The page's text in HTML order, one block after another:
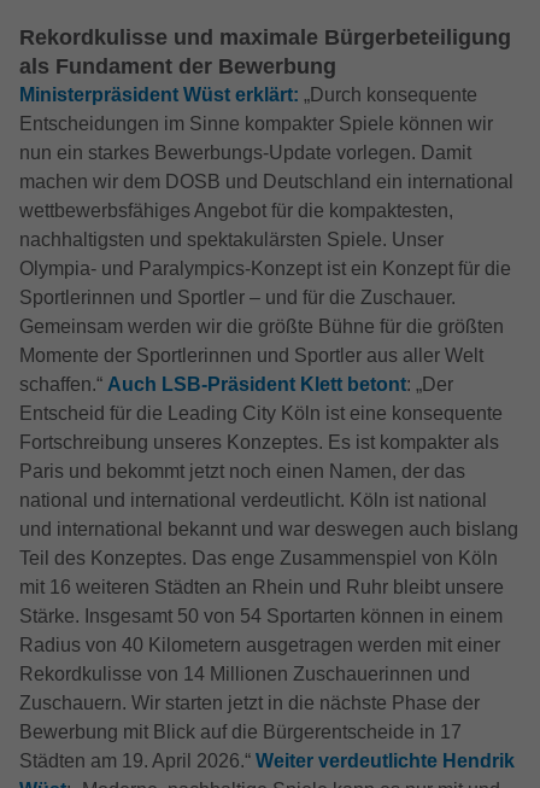
Rekordkulisse und maximale Bürgerbeteiligung
als Fundament der Bewerbung
Ministerpräsident Wüst erklärt: „Durch konsequente
Entscheidungen im Sinne kompakter Spiele können wir
nun ein starkes Bewerbungs-Update vorlegen. Damit
machen wir dem DOSB und Deutschland ein international
wettbewerbsfähiges Angebot für die kompaktesten,
nachhaltigsten und spektakulärsten Spiele. Unser
Olympia- und Paralympics-Konzept ist ein Konzept für die
Sportlerinnen und Sportler – und für die Zuschauer.
Gemeinsam werden wir die größte Bühne für die größten
Momente der Sportlerinnen und Sportler aus aller Welt
schaffen.“ Auch LSB-Präsident Klett betont: „Der
Entscheid für die Leading City Köln ist eine konsequente
Fortschreibung unseres Konzeptes. Es ist kompakter als
Paris und bekommt jetzt noch einen Namen, der das
national und international verdeutlicht. Köln ist national
und international bekannt und war deswegen auch bislang
Teil des Konzeptes. Das enge Zusammenspiel von Köln
mit 16 weiteren Städten an Rhein und Ruhr bleibt unsere
Stärke. Insgesamt 50 von 54 Sportarten können in einem
Radius von 40 Kilometern ausgetragen werden mit einer
Rekordkulisse von 14 Millionen Zuschauerinnen und
Zuschauern. Wir starten jetzt in die nächste Phase der
Bewerbung mit Blick auf die Bürgerentscheide in 17
Städten am 19. April 2026.“ Weiter verdeutlichte Hendrik
anonymisierter Form.
Name _gcl_au
Anbieter Google Analytics
Laufzeit 2 Monate
Zweck
Wird von Google Analytics benutzt, um
Benutzerverhalten zu analysieren.
Name test_cookie
Anbieter Google LLC
Laufzeit 15 Minutes
Zweck
Dieser Cookie wird von doubleclick.net
gesetzt, um zu prüfen, ob der Browser des
Nutzers Cookies unterstützt.
Name _ga_ZM1DE7Z07K
Anbieter Google LLC
Laufzeit 13 Monate
Zweck
Speichert die Einstellungen vom
ReadSpeaker
Zweck
Wird von Google Ads verwendet, um
Nutzeraktionen nach Anzeigenklicks zu
verfolgen (Conversion-Tracking) und
personalisierte Werbung anzuzeigen.
Name NID
Anbieter Google
Laufzeit 6 Monate
Zweck
Wird von Google verwendet, um
personalisierte Anzeigen basierend auf
vorherigem Verhalten und Präferenzen
anzuzeigen. Auch beim Laden von
Google-Diensten wie Maps, YouTube,
ReCaptcha aktiv.
Name _fbp
Anbieter Facebook
Zweck
Cookie von Facebook, das für Website-
Analysen, Ad-Targeting und
Anzeigenmessung verwendet wird.
Name NID
Anbieter
YouTube (Google Ireland Limited, Gordon
House, Barrow Street, Dublin 4, Ireland)
Laufzeit 6 Monate
Zweck
Wird verwendet, um YouTube-Inhalte
bereitzustellen bzw. zu sperren.
Cookie-Informationen anzeigen